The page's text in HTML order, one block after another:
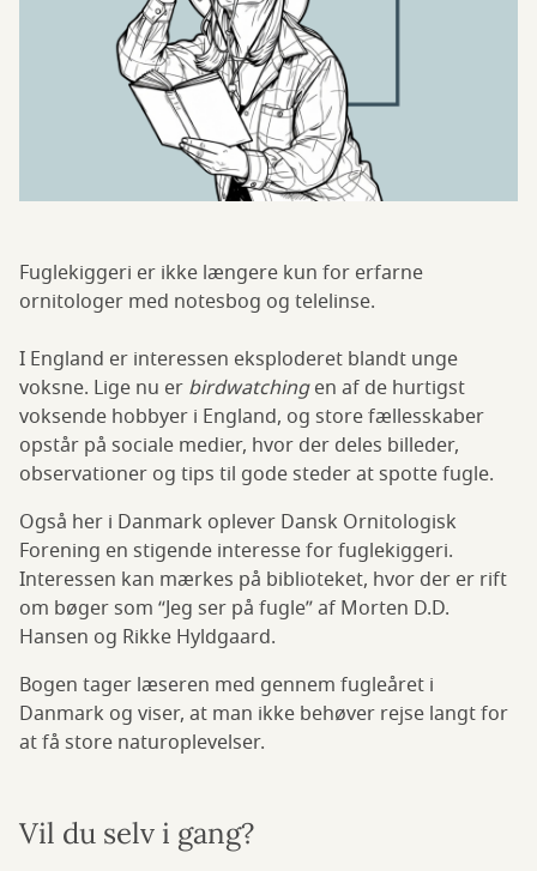
Fuglekiggeri er ikke længere kun for erfarne
ornitologer med notesbog og telelinse.
I England er interessen eksploderet blandt unge
voksne. Lige nu er birdwatchingen af de hurtigst
voksende hobbyer i England, og store fællesskaber
opstår på sociale medier, hvor der deles billeder,
observationer og tips til gode steder at spotte fugle.
Også her i Danmark oplever Dansk Ornitologisk
Forening en stigende interesse for fuglekiggeri.
Interessen kan mærkes på biblioteket, hvor der er rift
om bøger som “Jeg ser på fugle” af Morten D.D.
Hansen og Rikke Hyldgaard.
Bogen tager læseren med gennem fugleåret i
Danmark og viser, at man ikke behøver rejse langt for
at få store naturoplevelser.
Vil du selv i gang?